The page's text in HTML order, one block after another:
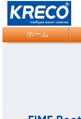
Logo Picture
ホーム